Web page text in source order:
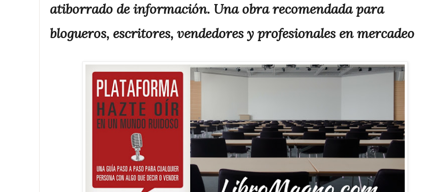
atiborrado de información. Una obra recomendada para
blogueros, escritores, vendedores y profesionales en mercadeo